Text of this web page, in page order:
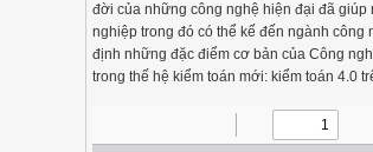
đời của những công nghệ hiện đại đã giúp
nghiệp trong đó có thể kế đến ngành công
định những đặc điểm cơ bản của Công
trong thế hệ kiểm toán mới: kiểm toán 4.0